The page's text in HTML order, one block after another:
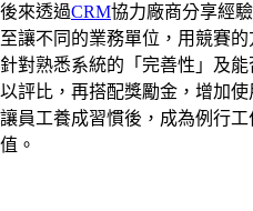
後來透過CRM協力廠商分享經
至讓不同的業務單位，用競賽的
針對熟悉系統的「完善性」及
以評比，再搭配獎勵金，增加使
讓員工養成習慣後，成為例行
值。